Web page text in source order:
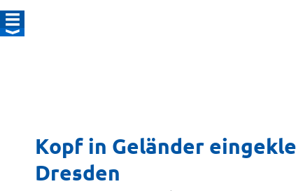
Kopf in Geländer
Dresden